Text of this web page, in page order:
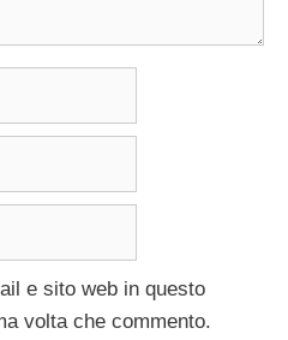
e sito web in questo
volta che commento.